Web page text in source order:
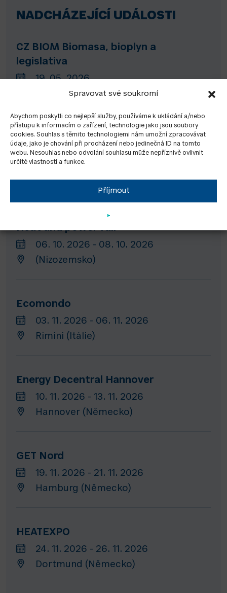
Spravovat své soukromí
Abychom poskytli co nejlepší služby, používáme k ukládání a/nebo
přístupu k informacím o zařízení, technologie jako jsou soubory
cookies. Souhlas s těmito technologiemi nám umožní zpracovávat
údaje, jako je chování při procházení nebo jedinečná ID na tomto
webu. Nesouhlas nebo odvolání souhlasu může nepříznivě ovlivnit
určité vlastnosti a funkce.
Příjmout
NADCHÁZEJÍCÍ UDÁLOSTI
CZ BIOM Biomasa, bioplyn a
legislativa
19. 05. 2026
Střítež u Jihlavy (ČR)
STAVBA-TEPLO-ENERGIE-Veletrh
úspor
Heat and power fair
06. 10. 2026 - 08. 10. 2026
(Nizozemsko)
Ecomondo
03. 11. 2026 - 06. 11. 2026
Rimini (Itálie)
Energy Decentral Hannover
10. 11. 2026 - 13. 11. 2026
Hannover (Německo)
GET Nord
19. 11. 2026 - 21. 11. 2026
Hamburg (Německo)
HEATEXPO
24. 11. 2026 - 26. 11. 2026
Dortmund (Německo)